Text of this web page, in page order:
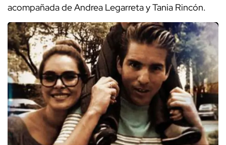
acompañada de Andrea Legarreta y Tania Rincón.